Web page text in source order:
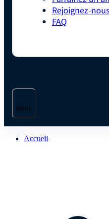
Rejoignez-
FAQ
Menu
Accueil